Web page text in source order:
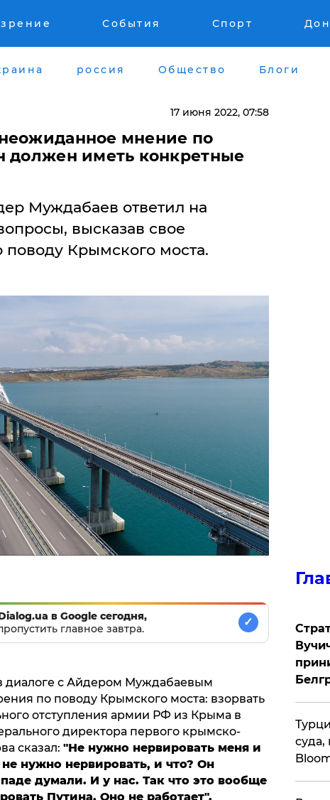
События Спорт
россия Общество Блоги
17 июня 2022, 07:58
мнение по
должен иметь конкретные
Муждабаев ответил на
высказав свое
поводу Крымского моста.
в Google сегодня,
главное завтра.
✓
диалоге с Айдером Муждабаевым
по поводу Крымского моста: взорвать
отступления армии РФ из Крыма в
директора первого крымско-
сказал: "Не нужно нервировать меня и
нужно нервировать, и что? Он
думали. И у нас. Так что это вообще
Путина. Оно не работает".